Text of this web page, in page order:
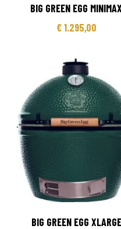
BIG GREEN EGG MINIMAX
€1.295,00
BIG GREEN EGG XLARGE